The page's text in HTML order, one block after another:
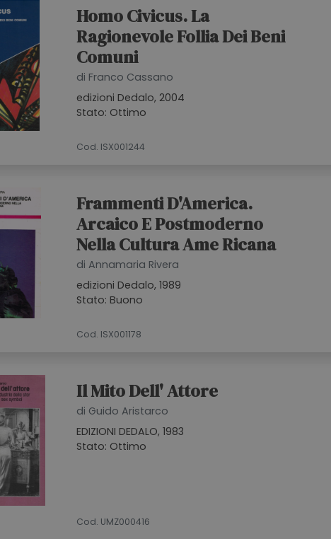
Homo Civicus. La
Ragionevole Follia Dei Beni
Comuni
di Franco Cassano
edizioni Dedalo, 2004
Stato: Ottimo
Cod. ISX001244
Frammenti D'America.
Arcaico E Postmoderno
Nella Cultura Ame Ricana
di Annamaria Rivera
edizioni Dedalo, 1989
Stato: Buono
Cod. ISX001178
Il Mito Dell' Attore
di Guido Aristarco
EDIZIONI DEDALO, 1983
Stato: Ottimo
Cod. UMZ000416